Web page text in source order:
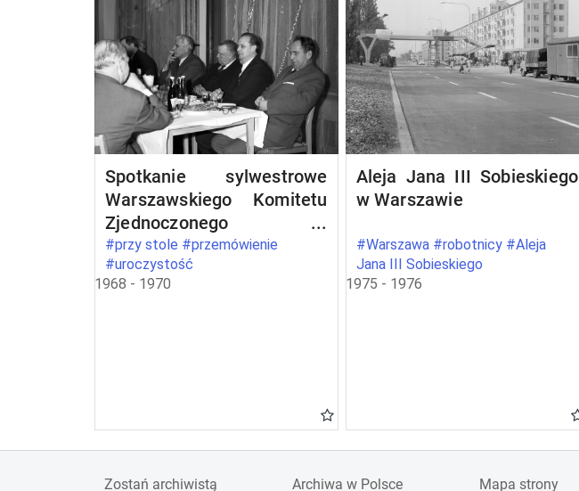
Spotkanie sylwestrowe
Warszawskiego Komitetu
Zjednoczonego
Stronnictwa Ludowego w
Warszawie
#przy stole #przemówienie
#uroczystość
1968 - 1970
Aleja Jana III Sobieskiego
w Warszawie
#Warszawa #robotnicy #Aleja
Jana III Sobieskiego
1975 - 1976
Zostań archiwistą Archiwa w Polsce Mapa strony